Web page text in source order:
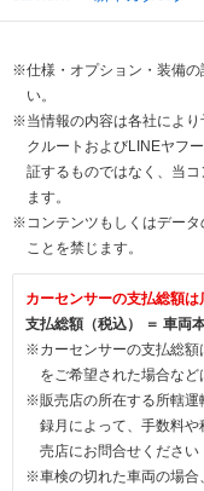
※仕様・オプション・装備の
い。
※当情報の内容は各社により
クルートおよびLINEヤフ
証するものではなく、当
ます。
※コンテンツもしくはデータ
ことを禁じます。
カーセンサーの支払総額
支払総額（税込） ＝ 車両
※カーセンサーの支払総額
をご希望された場合な
※販売店の所在する所轄運
録月によって、手数料
売店にお問合せください
※車検の切れた車両の場合